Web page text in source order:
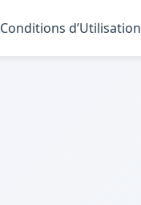
Conditions d’Utilisation